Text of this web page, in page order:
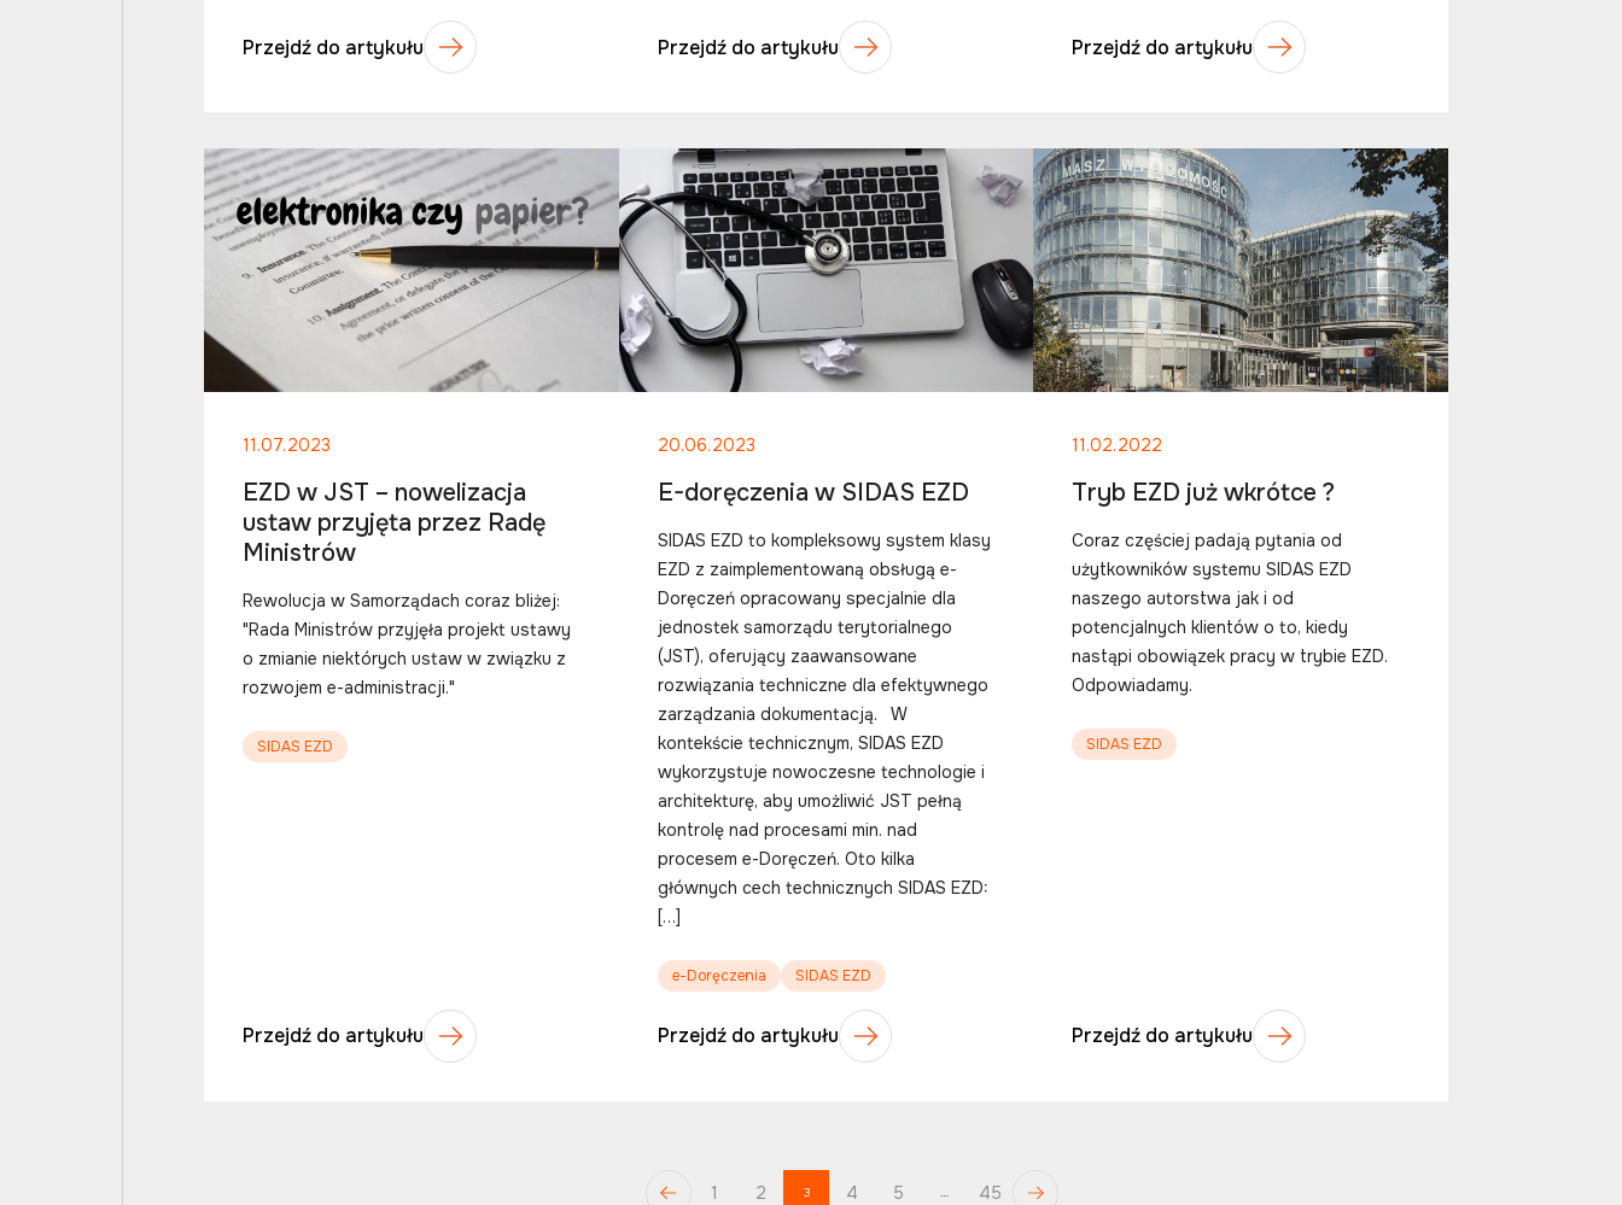
Przejdź do artykułu Przejdź do artykułu Przejdź do artykułu
11.07.2023
EZD w JST – nowelizacja
ustaw przyjęta przez Radę
Ministrów
Rewolucja w Samorządach coraz bliżej:
"Rada Ministrów przyjęła projekt ustawy
o zmianie niektórych ustaw w związku z
rozwojem e-administracji."
SIDAS EZD
Przejdź do artykułu
20.06.2023
E-doręczenia w SIDAS EZD
SIDAS EZD to kompleksowy system klasy
EZD z zaimplementowaną obsługą e-
Doręczeń opracowany specjalnie dla
jednostek samorządu terytorialnego
(JST), oferujący zaawansowane
rozwiązania techniczne dla efektywnego
zarządzania dokumentacją. W
kontekście technicznym, SIDAS EZD
wykorzystuje nowoczesne technologie i
architekturę, aby umożliwić JST pełną
kontrolę nad procesami min. nad
procesem e-Doręczeń. Oto kilka
głównych cech technicznych SIDAS EZD:
[…]
e-Doręczenia SIDAS EZD
Przejdź do artykułu
11.02.2022
Tryb EZD już wkrótce ?
Coraz częściej padają pytania od
użytkowników systemu SIDAS EZD
naszego autorstwa jak i od
potencjalnych klientów o to, kiedy
nastąpi obowiązek pracy w trybie EZD.
Odpowiadamy.
SIDAS EZD
Przejdź do artykułu
1 2 3 4 5 … 45